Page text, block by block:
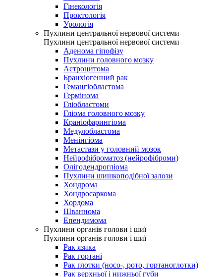
Гінекологія
Проктологія
Урологія
Пухлини центральної нервової системи
Пухлини центральної нервової системи
Аденома гіпофізу
Пухлини головного мозку
Астроцитома
Бранхіогенний рак
Гемангіобластома
Гермінома
Гліобластоми
Гліома головного мозку
Краніофарингіома
Медулобластома
Менінгіома
Метастази у головний мозок
Нейрофіброматоз (нейрофіброми)
Олігодендрогліома
Пухлини шишкоподібної залози
Хондрома
Хондросаркома
Хордома
Шваннома
Епендимома
Пухлини органів голови і шиї
Пухлини органів голови і шиї
Рак язика
Рак гортані
Рак глотки (носо-, рото, гортаноглотки)
Рак верхньої і нижньої губи